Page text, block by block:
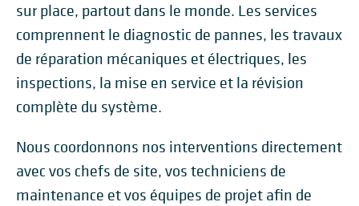
sur place, partout dans le monde. Les services
comprennent le diagnostic de pannes, les travaux
de réparation mécaniques et électriques, les
inspections, la mise en service et la révision
complète du système.
Nous coordonnons nos interventions directement
avec vos chefs de site, vos techniciens de
maintenance et vos équipes de projet afin de